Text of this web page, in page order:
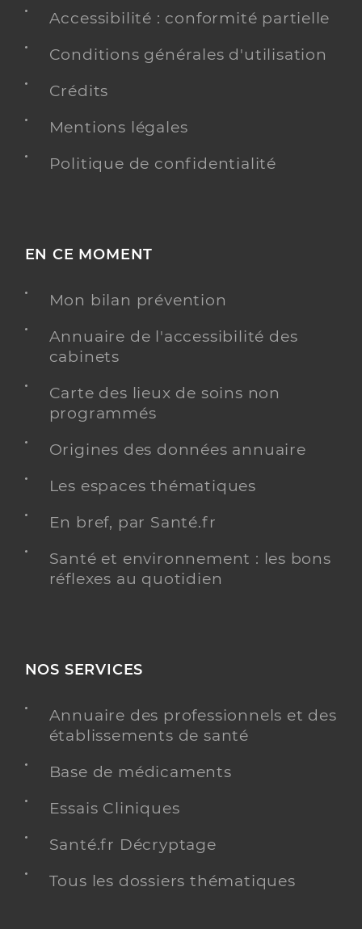
Accessibilité : conformité partielle
Conditions générales d'utilisation
Crédits
Mentions légales
Politique de confidentialité
EN CE MOMENT
Mon bilan prévention
Annuaire de l'accessibilité des
cabinets
Carte des lieux de soins non
programmés
Origines des données annuaire
Les espaces thématiques
En bref, par Santé.fr
Santé et environnement : les bons
réflexes au quotidien
NOS SERVICES
Annuaire des professionnels et des
établissements de santé
Base de médicaments
Essais Cliniques
Santé.fr Décryptage
Tous les dossiers thématiques